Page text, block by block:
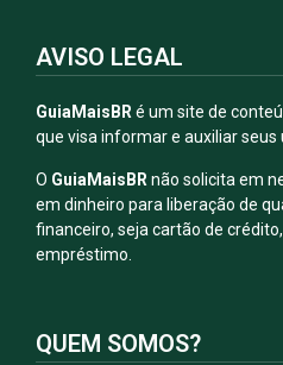
AVISO LEGAL
GuiaMaisBR é um site de
que visa informar e auxiliar seus
O GuiaMaisBR não solicita em
em dinheiro para liberação de
financeiro, seja cartão de
empréstimo.
QUEM SOMOS?